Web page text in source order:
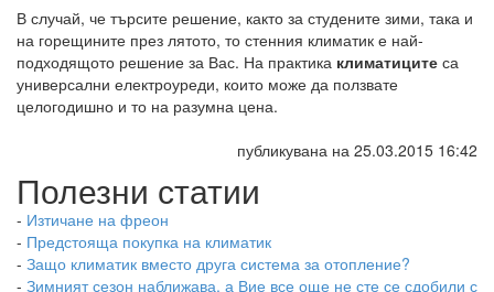
В случай, че търсите решение, както за студените зими, така и
на горещините през лятото, то стенния климатик е най-
подходящото решение за Вас. На практика климатиците са
универсални електроуреди, които може да ползвате
целогодишно и то на разумна цена.
публикувана на 25.03.2015 16:42
Полезни статии
- Изтичане на фреон
- Предстояща покупка на климатик
- Защо климатик вместо друга система за отопление?
- Зимният сезон наближава, а Вие все още не сте се сдобили с